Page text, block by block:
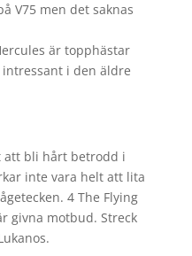
V75 men det saknas
är topphästar
intressant i den äldre
att bli hårt betrodd i
inte vara helt att lita
4 The Flying
givna motbud. Streck